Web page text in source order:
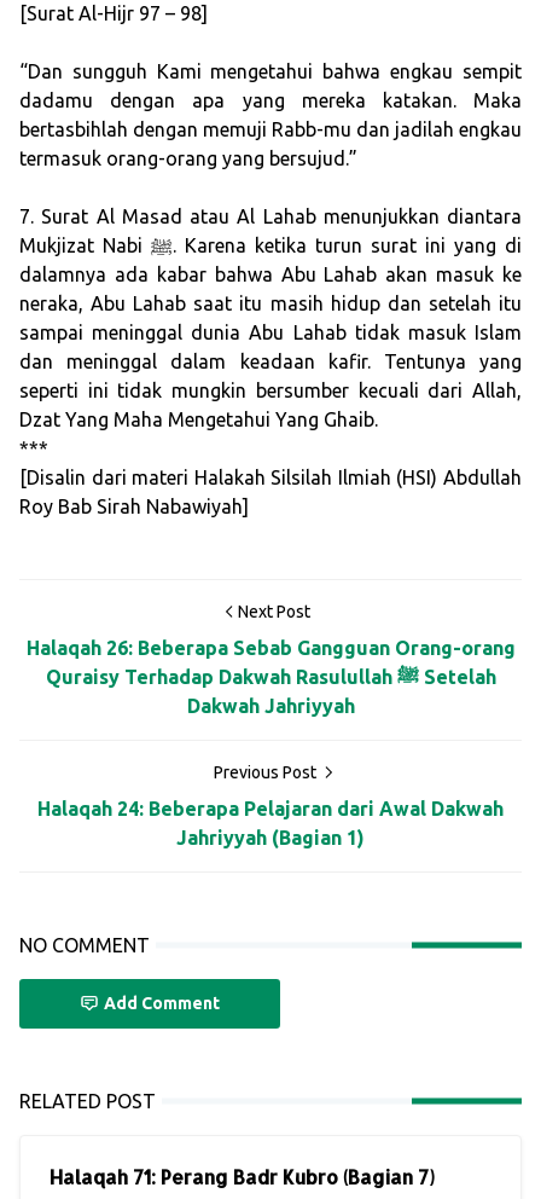
[Surat Al-Hijr 97 – 98]
“Dan sungguh Kami mengetahui bahwa engkau sempit
dadamu dengan apa yang mereka katakan. Maka
bertasbihlah dengan memuji Rabb-mu dan jadilah engkau
termasuk orang-orang yang bersujud.”
7. Surat Al Masad atau Al Lahab menunjukkan diantara
Mukjizat Nabi ﷺ. Karena ketika turun surat ini yang di
dalamnya ada kabar bahwa Abu Lahab akan masuk ke
neraka, Abu Lahab saat itu masih hidup dan setelah itu
sampai meninggal dunia Abu Lahab tidak masuk Islam
dan meninggal dalam keadaan kafir. Tentunya yang
seperti ini tidak mungkin bersumber kecuali dari Allah,
Dzat Yang Maha Mengetahui Yang Ghaib.
***
[Disalin dari materi Halakah Silsilah Ilmiah (HSI) Abdullah
Roy Bab Sirah Nabawiyah]
Next Post
Halaqah 26: Beberapa Sebab Gangguan Orang-orang
Quraisy Terhadap Dakwah Rasulullah ﷺ Setelah
Dakwah Jahriyyah
Previous Post
Halaqah 24: Beberapa Pelajaran dari Awal Dakwah
Jahriyyah (Bagian 1)
NO COMMENT
Add Comment
RELATED POST
Halaqah 71: Perang Badr Kubro (Bagian 7)